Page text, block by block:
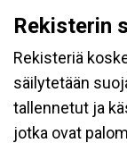
Rekisterin
Rekisteriä
säilytetään
tallennetut ja
jotka ovat